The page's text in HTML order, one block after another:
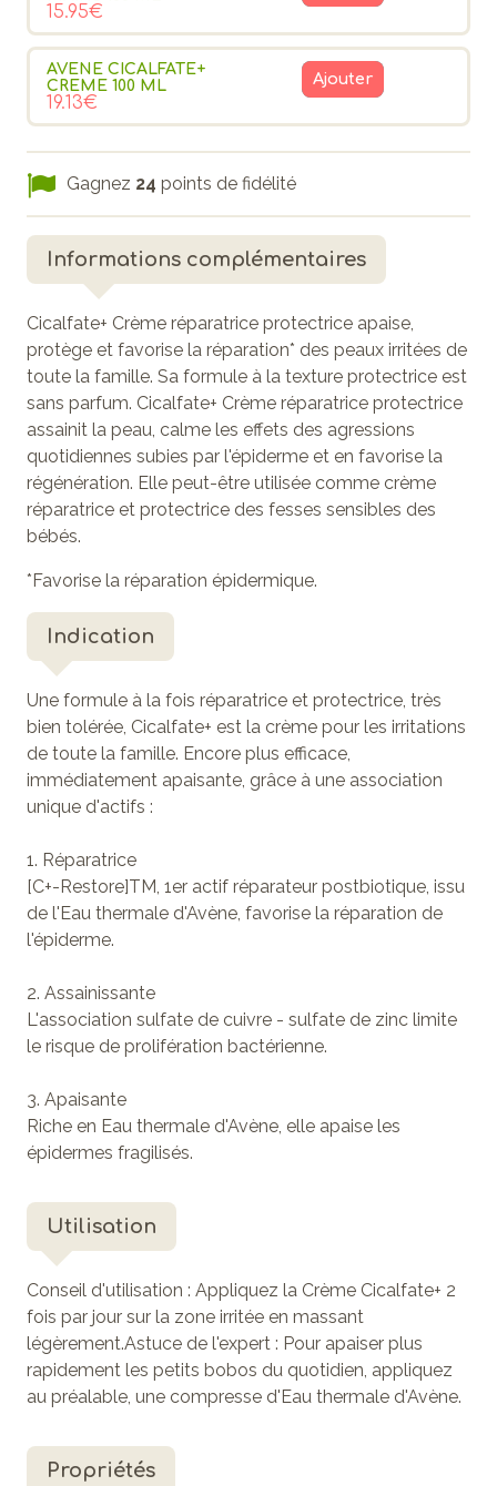
15.95€
AVENE CICALFATE+
CREME 100 ML
19.13€
Ajouter
Gagnez 24 points de fidélité
Informations complémentaires
Cicalfate+ Crème réparatrice protectrice apaise,
protège et favorise la réparation* des peaux irritées de
toute la famille. Sa formule à la texture protectrice est
sans parfum. Cicalfate+ Crème réparatrice protectrice
assainit la peau, calme les effets des agressions
quotidiennes subies par l'épiderme et en favorise la
régénération. Elle peut-être utilisée comme crème
réparatrice et protectrice des fesses sensibles des
bébés.
*Favorise la réparation épidermique.
Indication
Une formule à la fois réparatrice et protectrice, très
bien tolérée, Cicalfate+ est la crème pour les irritations
de toute la famille. Encore plus efficace,
immédiatement apaisante, grâce à une association
unique d'actifs :
1. Réparatrice
[C+-Restore]TM, 1er actif réparateur postbiotique, issu
de l'Eau thermale d'Avène, favorise la réparation de
l'épiderme.
2. Assainissante
L'association sulfate de cuivre - sulfate de zinc limite
le risque de prolifération bactérienne.
3. Apaisante
Riche en Eau thermale d'Avène, elle apaise les
épidermes fragilisés.
Utilisation
Conseil d'utilisation : Appliquez la Crème Cicalfate+ 2
fois par jour sur la zone irritée en massant
légèrement.Astuce de l'expert : Pour apaiser plus
rapidement les petits bobos du quotidien, appliquez
au préalable, une compresse d'Eau thermale d'Avène.
Propriétés